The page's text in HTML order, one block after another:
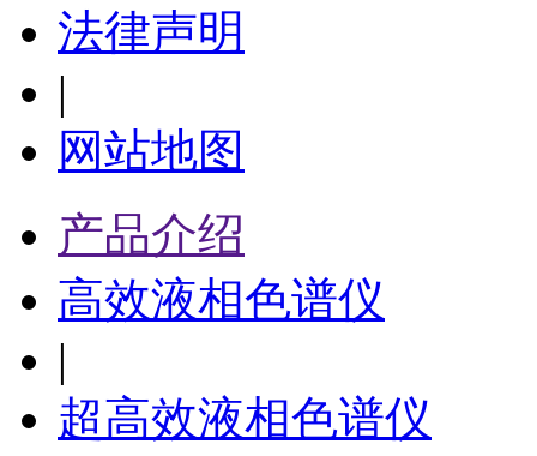
法律声明
|
网站地图
产品介绍
高效液相色谱仪
|
超高效液相色谱仪